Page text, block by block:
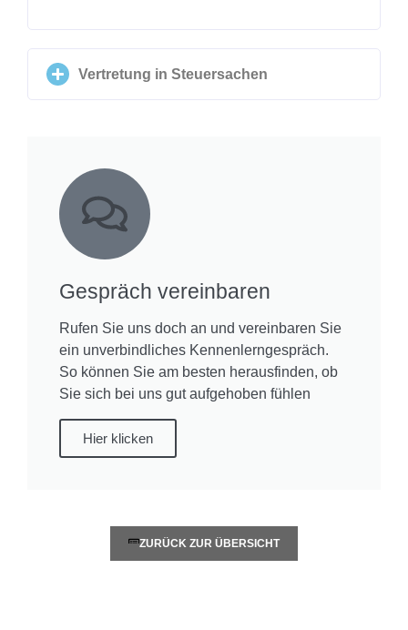
Vertretung in Steuersachen
Gespräch vereinbaren
Rufen Sie uns doch an und vereinbaren Sie
ein unverbindliches Kennenlerngespräch.
So können Sie am besten herausfinden, ob
Sie sich bei uns gut aufgehoben fühlen
Hier klicken
ZURÜCK ZUR ÜBERSICHT